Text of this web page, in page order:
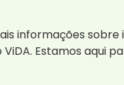
informações
Estamos aqui